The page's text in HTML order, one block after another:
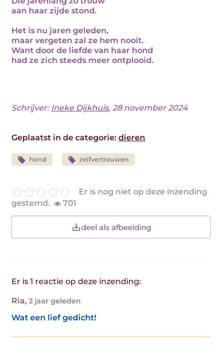
aan haar zijde stond.
Het is nu jaren geleden,
maar vergeten zal ze hem nooit.
Want door de liefde van haar hond
had ze zich steeds meer ontplooid.
Schrijver: Ineke Dijkhuis, 28 november 2024
Geplaatst in de categorie: dieren
hond zelfvertrouwen
Er is nog niet op deze inzending
gestemd.
701
deel als afbeelding
Er is 1 reactie op deze inzending:
Ria, 2 jaar geleden
Wat een lief gedicht!